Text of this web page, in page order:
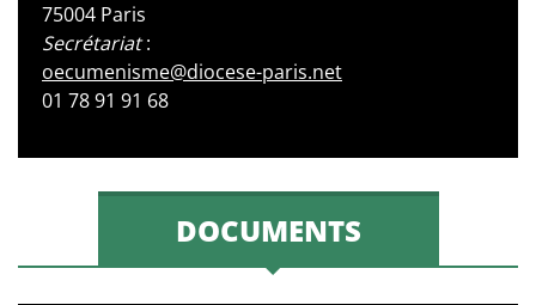
75004 Paris
Secrétariat:
oecumenisme@diocese-paris.net
01 78 91 91 68
DOCUMENTS